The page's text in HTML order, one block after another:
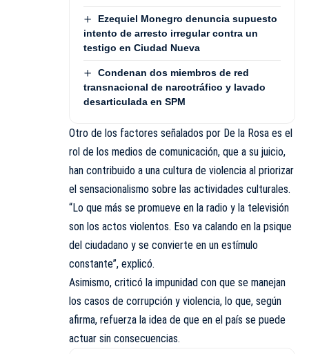
Ezequiel Monegro denuncia supuesto
intento de arresto irregular contra un
testigo en Ciudad Nueva
Condenan dos miembros de red
transnacional de narcotráfico y lavado
desarticulada en SPM
Otro de los factores señalados por De la Rosa es el
rol de los medios de comunicación, que a su juicio,
han contribuido a una cultura de violencia al priorizar
el sensacionalismo sobre las actividades culturales.
“Lo que más se promueve en la radio y la televisión
son los actos violentos. Eso va calando en la psique
del ciudadano y se convierte en un estímulo
constante”, explicó.
Asimismo, criticó la impunidad con que se manejan
los casos de corrupción y violencia, lo que, según
afirma, refuerza la idea de que en el país se puede
actuar sin consecuencias.